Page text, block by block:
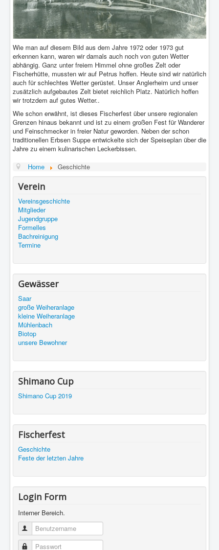
Wie man auf diesem Bild aus dem Jahre 1972 oder 1973 gut
erkennen kann, waren wir damals auch noch von guten Wetter
abhängig. Ganz unter freiem Himmel ohne großes Zelt oder
Fischerhütte, mussten wir auf Petrus hoffen. Heute sind wir natürlich
auch für schlechtes Wetter gerüstet. Unser Anglerheim und unser
zusätzlich aufgebautes Zelt bietet reichlich Platz. Natürlich hoffen
wir trotzdem auf gutes Wetter..
Wie schon erwähnt, ist dieses Fischerfest über unsere regionalen
Grenzen hinaus bekannt und ist zu einem großen Fest für Wanderer
und Feinschmecker in freier Natur geworden. Neben der schon
traditionellen Erbsen Suppe entwickelte sich der Speiseplan über die
Jahre zu einem kulinarischen Leckerbissen.
Home
Geschichte
Verein
Vereinsgeschichte
Mitglieder
Jugendgruppe
Formelles
Bachreinigung
Termine
Gewässer
Saar
große Weiheranlage
kleine Weiheranlage
Mühlenbach
Biotop
unsere Bewohner
Shimano Cup
Shimano Cup 2019
Fischerfest
Geschichte
Feste der letzten Jahre
Login Form
Interner Bereich.
Benutzername
Passwort